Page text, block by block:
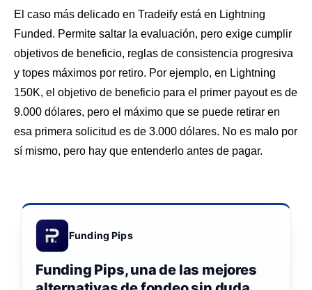
El caso más delicado en Tradeify está en Lightning
Funded. Permite saltar la evaluación, pero exige cumplir
objetivos de beneficio, reglas de consistencia progresiva
y topes máximos por retiro. Por ejemplo, en Lightning
150K, el objetivo de beneficio para el primer payout es de
9.000 dólares, pero el máximo que se puede retirar en
esa primera solicitud es de 3.000 dólares. No es malo por
sí mismo, pero hay que entenderlo antes de pagar.
Funding Pips
Funding Pips, una de las mejores